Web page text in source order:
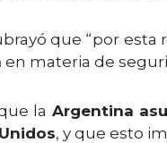
que “por esta
en materia de
la Argentina
, y que esto